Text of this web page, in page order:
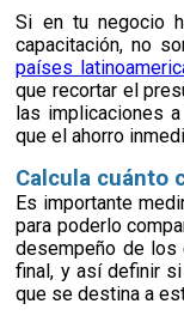
Si en tu negocio
capacitación, no
países
que recortar el
las implicaciones
que el ahorro
Calcula cuánto
Es importante
para poderlo
desempeño de
final, y así definir
que se destina a